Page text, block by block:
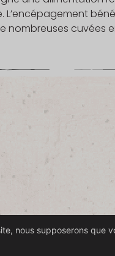
L’encépagement
nombreuses cuvées
nous supposerons que